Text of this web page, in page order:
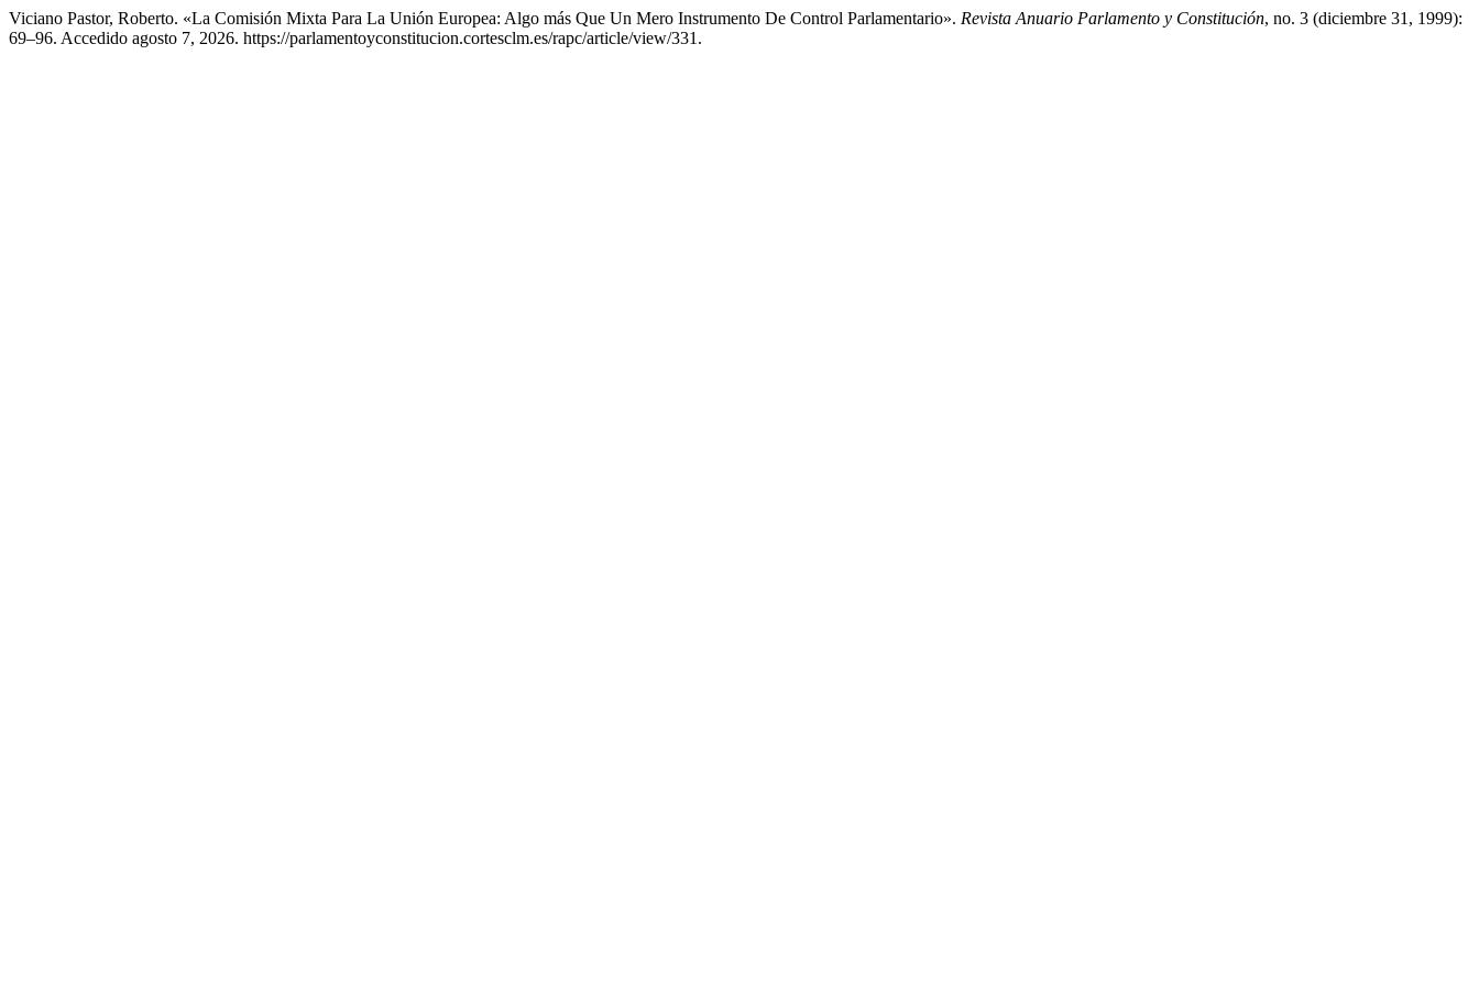
Viciano Pastor, Roberto. «La Comisión Mixta Para La Unión Europea: Algo más Que Un Mero Instrumento De Control Parlamentario». Revista Anuario Parlamento y Constitución, no. 3 (diciembre 31, 1999):
69–96. Accedido agosto 7, 2026. https://parlamentoyconstitucion.cortesclm.es/rapc/article/view/331.